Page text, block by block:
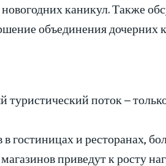
каникул. Также
объединения дочерних
поток –
гостиницах и ресторанах,
приведут к росту